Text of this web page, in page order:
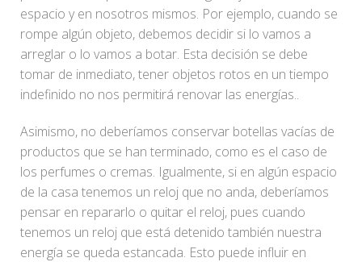
espacio y en nosotros mismos. Por ejemplo, cuando se
rompe algún objeto, debemos decidir si lo vamos a
arreglar o lo vamos a botar. Esta decisión se debe
tomar de inmediato, tener objetos rotos en un tiempo
indefinido no nos permitirá renovar las energías..
Asimismo, no deberíamos conservar botellas vacías de
productos que se han terminado, como es el caso de
los perfumes o cremas. Igualmente, si en algún espacio
de la casa tenemos un reloj que no anda, deberíamos
pensar en repararlo o quitar el reloj, pues cuando
tenemos un reloj que está detenido también nuestra
energía se queda estancada. Esto puede influir en